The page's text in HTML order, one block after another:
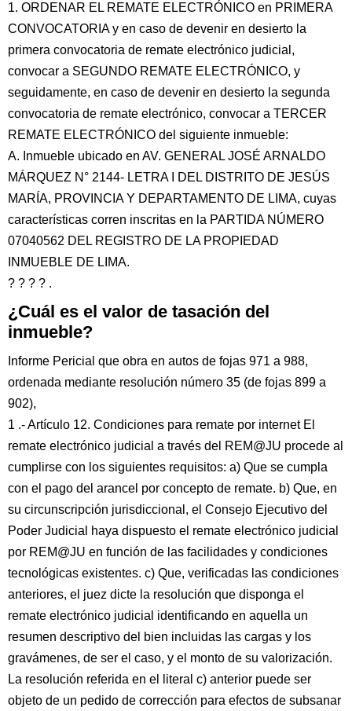
1. ORDENAR EL REMATE ELECTRÓNICO en PRIMERA
CONVOCATORIA y en caso de devenir en desierto la
primera convocatoria de remate electrónico judicial,
convocar a SEGUNDO REMATE ELECTRÓNICO, y
seguidamente, en caso de devenir en desierto la segunda
convocatoria de remate electrónico, convocar a TERCER
REMATE ELECTRÓNICO del siguiente inmueble:
A. Inmueble ubicado en AV. GENERAL JOSÉ ARNALDO
MÁRQUEZ N° 2144- LETRA I DEL DISTRITO DE JESÚS
MARÍA, PROVINCIA Y DEPARTAMENTO DE LIMA, cuyas
características corren inscritas en la PARTIDA NÚMERO
07040562 DEL REGISTRO DE LA PROPIEDAD
INMUEBLE DE LIMA.
? ? ? ? .
¿Cuál es el valor de tasación del
inmueble?
Informe Pericial que obra en autos de fojas 971 a 988,
ordenada mediante resolución número 35 (de fojas 899 a
902),
1 .- Artículo 12. Condiciones para remate por internet El
remate electrónico judicial a través del REM@JU procede al
cumplirse con los siguientes requisitos: a) Que se cumpla
con el pago del arancel por concepto de remate. b) Que, en
su circunscripción jurisdiccional, el Consejo Ejecutivo del
Poder Judicial haya dispuesto el remate electrónico judicial
por REM@JU en función de las facilidades y condiciones
tecnológicas existentes. c) Que, verificadas las condiciones
anteriores, el juez dicte la resolución que disponga el
remate electrónico judicial identificando en aquella un
resumen descriptivo del bien incluidas las cargas y los
gravámenes, de ser el caso, y el monto de su valorización.
La resolución referida en el literal c) anterior puede ser
objeto de un pedido de corrección para efectos de subsanar